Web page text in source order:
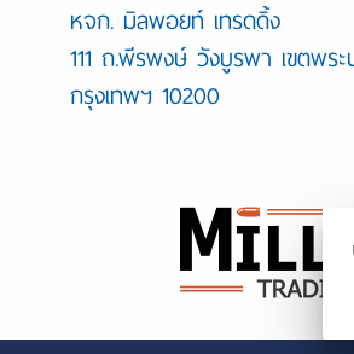
หจก. มิลพอยท์ เทรดดิ้ง
111 ถ.พีรพงษ์ วังบูรพา เขตพร
กรุงเทพฯ 10200